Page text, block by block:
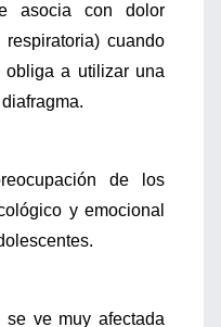
asocia con dolor
cuando
obliga a utilizar una
de los
y emocional
ve muy afectada